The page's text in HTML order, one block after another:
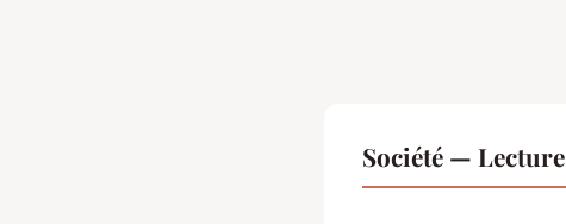
Société —